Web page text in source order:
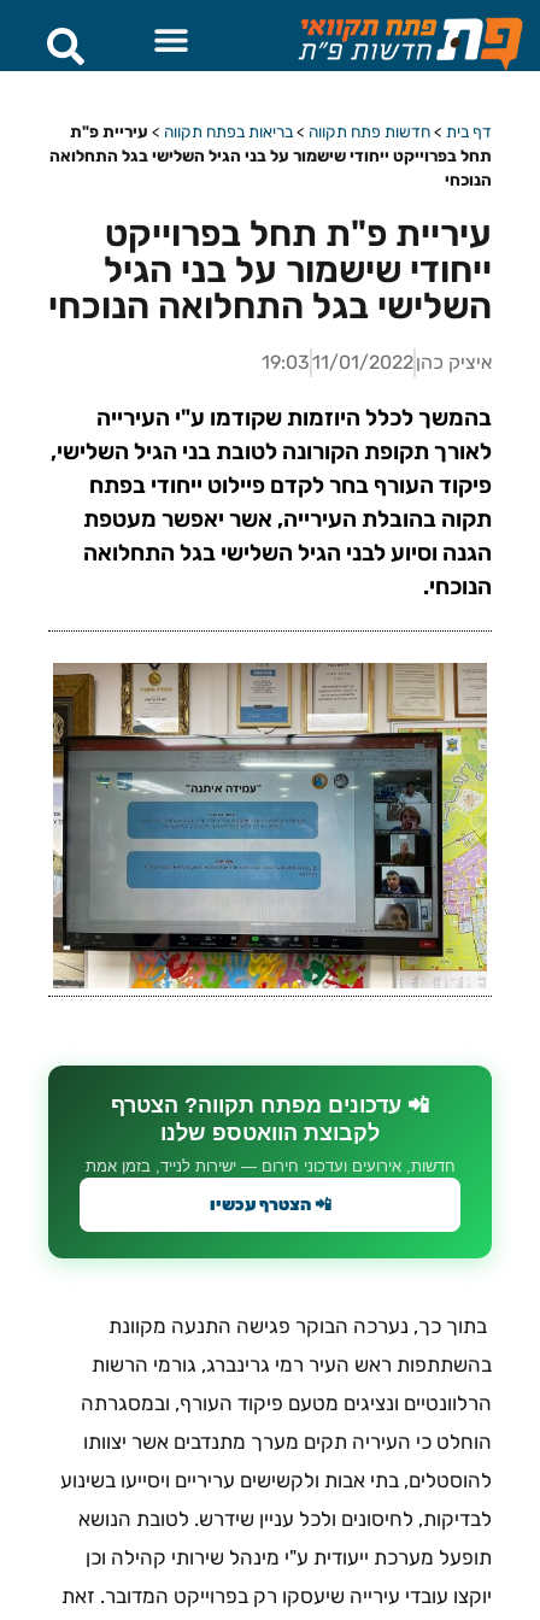
דף בית >חדשות פתח תקווה >בריאות בפתח תקווה > עיריית פ"ת
תחל בפרוייקט ייחודי שישמור על בני הגיל השלישי בגל התחלואה
הנוכחי
עיריית פ"ת תחל בפרוייקט
ייחודי שישמור על בני הגיל
השלישי בגל התחלואה הנוכחי
איציק כהן11/01/2022
19:03
בהמשך לכלל היוזמות שקודמו ע"י העירייה
לאורך תקופת הקורונה לטובת בני הגיל השלישי,
פיקוד העורף בחר לקדם פיילוט ייחודי בפתח
תקוה בהובלת העירייה, אשר יאפשר מעטפת
הגנה וסיוע לבני הגיל השלישי בגל התחלואה
הנוכחי.
📲 עדכונים מפתח תקווה? הצטרף
לקבוצת הוואטספ שלנו
חדשות, אירועים ועדכוני חירום — ישירות לנייד, בזמן אמת
📲 הצטרף עכשיו
בתוך כך, נערכה הבוקר פגישה התנעה מקוונת
בהשתתפות ראש העיר רמי גרינברג, גורמי הרשות
הרלוונטיים ונציגים מטעם פיקוד העורף, ובמסגרתה
הוחלט כי העיריה תקים מערך מתנדבים אשר יצוותו
להוסטלים, בתי אבות ולקשישים עריריים ויסייעו בשינוע
לבדיקות, לחיסונים ולכל עניין שידרש. לטובת הנושא
תופעל מערכת ייעודית ע"י מינהל שירותי קהילה וכן
יוקצו עובדי עירייה שיעסקו רק בפרוייקט המדובר. זאת